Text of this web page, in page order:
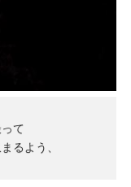
て
るよう、